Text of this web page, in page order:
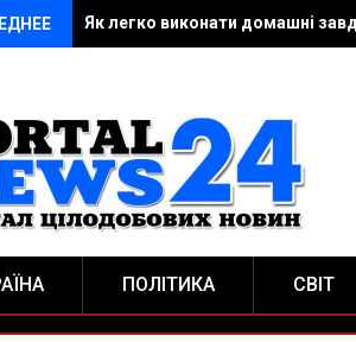
Як легко виконати домашні
ПОЛІТИКА СВІТ